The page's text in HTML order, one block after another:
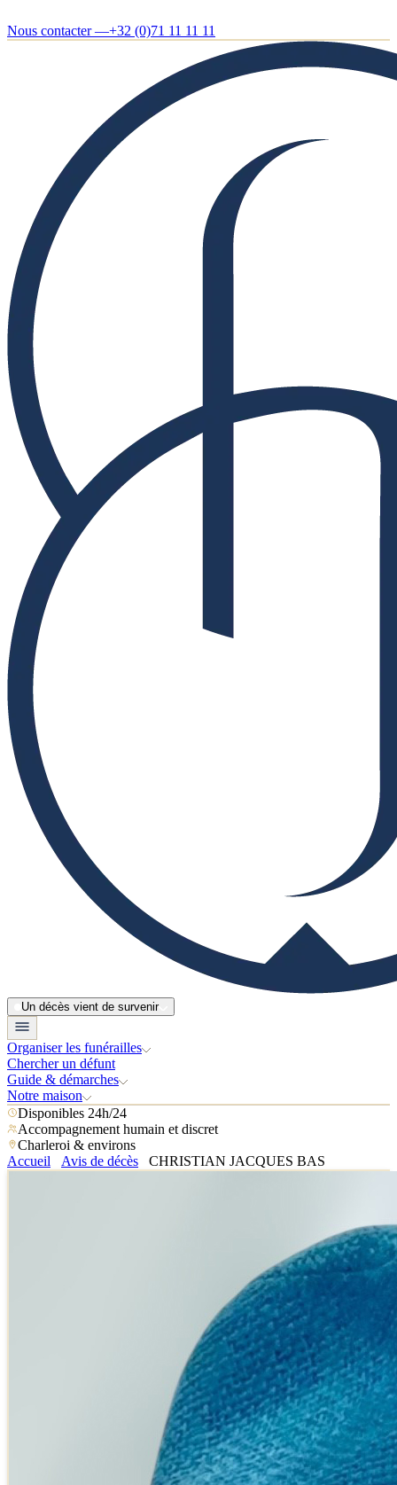
Nous contacter —+32 (0)71 11 11 11
Un décès vient de survenir
Organiser les funérailles
Chercher un défunt
Guide & démarches
Notre maison
Disponibles 24h/24
Accompagnement humain et discret
Charleroi & environs
Accueil
Avis de décès CHRISTIAN JACQUES BAS